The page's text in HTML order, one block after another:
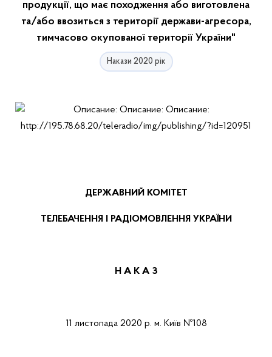
продукції, що має походження або виготовлена
та/або ввозиться з території держави-агресора,
тимчасово окупованої території України"
Накази 2020 рік
ДЕРЖАВНИЙ КОМІТЕТ
ТЕЛЕБАЧЕННЯ І РАДІОМОВЛЕННЯ УКРАЇНИ
Н А К А З
11 листопада2020 р. м. Київ №108